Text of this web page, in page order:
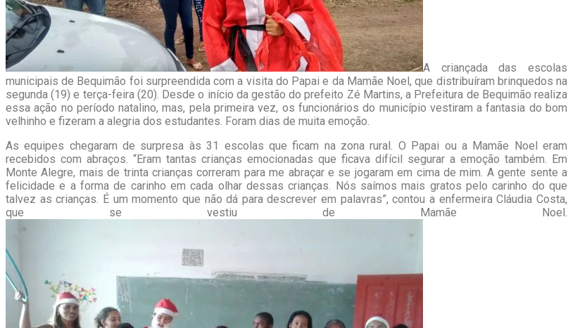
A criançada das escolas
municipais de Bequimão foi surpreendida com a visita do Papai e da Mamãe Noel, que distribuíram brinquedos na
segunda (19) e terça-feira (20). Desde o início da gestão do prefeito Zé Martins, a Prefeitura de Bequimão realiza
essa ação no período natalino, mas, pela primeira vez, os funcionários do município vestiram a fantasia do bom
velhinho e fizeram a alegria dos estudantes. Foram dias de muita emoção.
As equipes chegaram de surpresa às 31 escolas que ficam na zona rural. O Papai ou a Mamãe Noel eram
recebidos com abraços. “Eram tantas crianças emocionadas que ficava difícil segurar a emoção também. Em
Monte Alegre, mais de trinta crianças correram para me abraçar e se jogaram em cima de mim. A gente sente a
felicidade e a forma de carinho em cada olhar dessas crianças. Nós saímos mais gratos pelo carinho do que
talvez as crianças. É um momento que não dá para descrever em palavras”, contou a enfermeira Cláudia Costa,
que se vestiu de Mamãe Noel.